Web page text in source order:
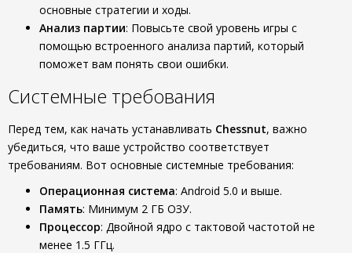
основные стратегии и ходы.
Анализ партии: Повысьте свой уровень игры с
помощью встроенного анализа партий, который
поможет вам понять свои ошибки.
Системные требования
Перед тем, как начать устанавливать Chessnut, важно
убедиться, что ваше устройство соответствует
требованиям. Вот основные системные требования:
Операционная система: Android 5.0 и выше.
Память: Минимум 2 ГБ ОЗУ.
Процессор: Двойной ядро с тактовой частотой не
менее 1.5 ГГц.